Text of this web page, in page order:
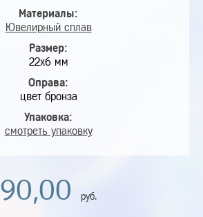
Материалы:
Ювелирный сплав
Размер:
22х6 мм
Оправа:
цвет бронза
Упаковка:
смотреть упаковку
90,00 руб.